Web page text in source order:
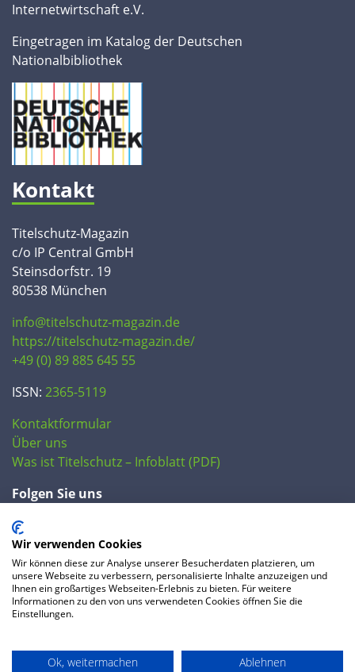
Internetwirtschaft e.V.
Eingetragen im Katalog der Deutschen
Nationalbibliothek
Kontakt
Titelschutz-Magazin
c/o IP Central GmbH
Steinsdorfstr. 19
80538 München
info@titelschutz-magazin.de
https://titelschutz-magazin.de/
+49 (0) 89 885 645 55
ISSN: 2365-5119
Kontaktformular
Über uns
Was ist Titelschutz – Infoblatt (PDF)
Folgen Sie uns
FAQ
Datenschutzerklärung AGB Preise
Wir verwenden Cookies
Wir können diese zur Analyse unserer Besucherdaten platzieren, um
unsere Webseite zu verbessern, personalisierte Inhalte anzuzeigen und
Ihnen ein großartiges Webseiten-Erlebnis zu bieten. Für weitere
Informationen zu den von uns verwendeten Cookies öffnen Sie die
Einstellungen.
Ok, weitermachen Ablehnen